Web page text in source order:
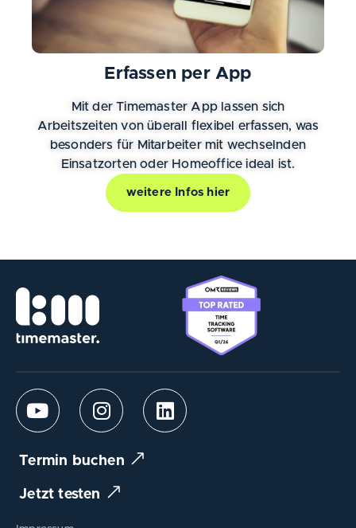
Erfassen per App
Mit der Timemaster App lassen sich
Arbeitszeiten von überall flexibel erfassen, was
besonders für Mitarbeiter mit wechselnden
Einsatzorten oder Homeoffice ideal ist.
weitere Infos hier
Termin buchen
Jetzt testen